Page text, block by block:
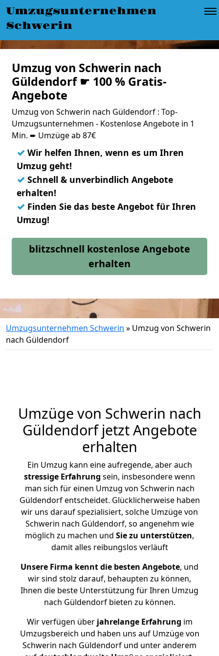
Umzugsunternehmen
Schwerin
Umzug von Schwerin nach
Güldendorf ☛ 100 % Gratis-
Angebote
Umzug von Schwerin nach Güldendorf : Top-
Umzugsunternehmen - Kostenlose Angebote in 1
Min. ➨ Umzüge ab 87€
✓ Wir helfen Ihnen, wenn es um Ihren
Umzug geht!
✓ Schnell & unverbindlich Angebote
erhalten!
✓ Finden Sie das beste Angebot für Ihren
Umzug!
blitzschnell kostenlose Angebote
erhalten
Umzugsunternehmen Schwerin » Umzug von Schwerin
nach Güldendorf
Umzüge von Schwerin nach
Güldendorf jetzt Angebote
erhalten
Ein Umzug kann eine aufregende, aber auch
stressige Erfahrung sein, insbesondere wenn
man sich für einen Umzug von Schwerin nach
Güldendorf entscheidet. Glücklicherweise haben
wir uns darauf spezialisiert, solche Umzüge von
Schwerin nach Güldendorf, so angenehm wie
möglich zu machen und Sie zu unterstützen,
damit alles reibungslos verläuft
Unsere Firma kennt die besten Angebote, und
wir sind stolz darauf, behaupten zu können,
Ihnen die beste Unterstützung für Ihren Umzug
nach Güldendorf bieten zu können.
Wir verfügen überjahrelange Erfahrung im
Umzugsbereich und haben uns auf Umzüge von
Schwerin nach Güldendorf und unter anderem